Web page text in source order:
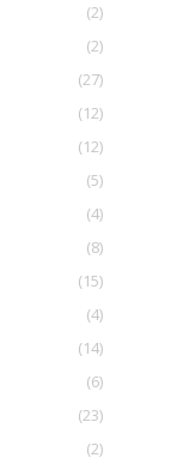
(2)
(2)
(27)
(12)
(12)
(5)
(4)
(8)
(15)
(4)
(14)
(6)
(23)
(2)